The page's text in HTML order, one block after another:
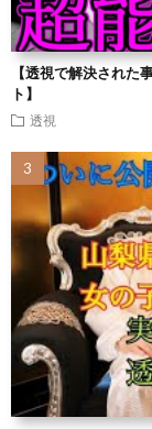
【透視で解決された
ト】
透視